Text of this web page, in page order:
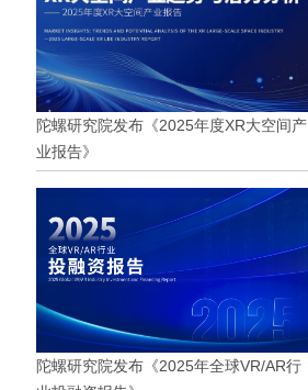
陀螺研究院发布《2025年度XR大空间产
业报告》
陀螺研究院发布《2025年全球VR/AR行